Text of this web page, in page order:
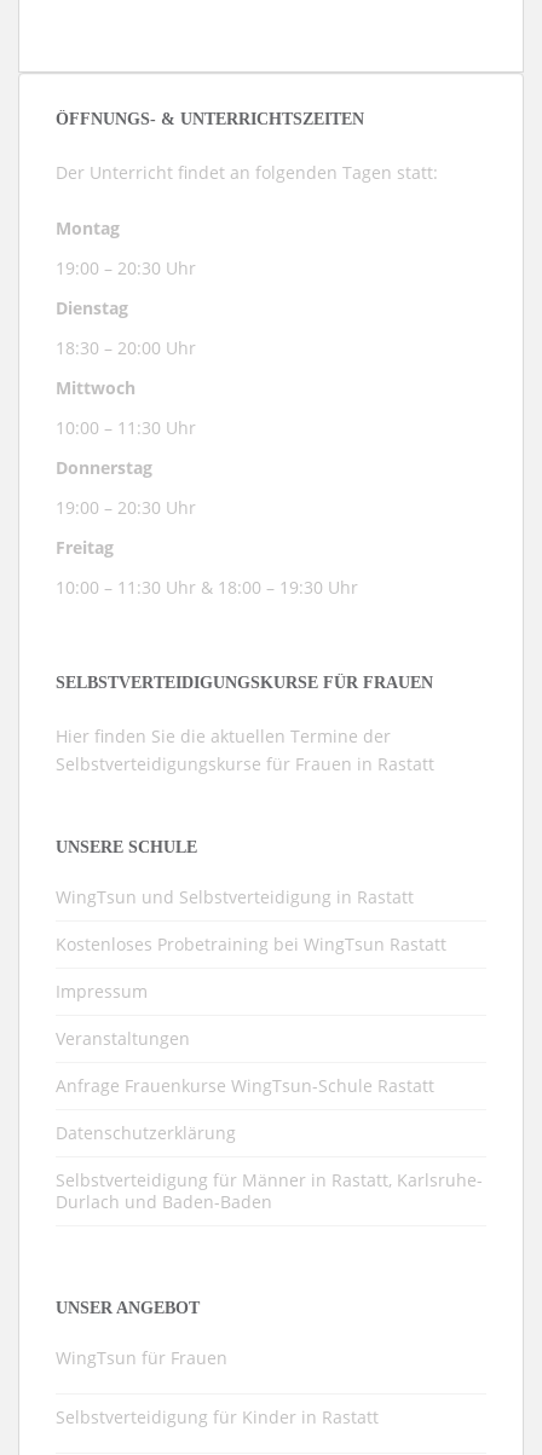
ÖFFNUNGS- & UNTERRICHTSZEITEN
Der Unterricht findet an folgenden Tagen statt:
Montag
19:00 – 20:30 Uhr
Dienstag
18:30 – 20:00 Uhr
Mittwoch
10:00 – 11:30 Uhr
Donnerstag
19:00 – 20:30 Uhr
Freitag
10:00 – 11:30 Uhr & 18:00 – 19:30 Uhr
SELBSTVERTEIDIGUNGSKURSE FÜR FRAUEN
Hier finden Sie die aktuellen Termine der
Selbstverteidigungskurse für Frauen in Rastatt
UNSERE SCHULE
WingTsun und Selbstverteidigung in Rastatt
Kostenloses Probetraining bei WingTsun Rastatt
Impressum
Veranstaltungen
Anfrage Frauenkurse WingTsun-Schule Rastatt
Datenschutzerklärung
Selbstverteidigung für Männer in Rastatt, Karlsruhe-
Durlach und Baden-Baden
UNSER ANGEBOT
WingTsun für Frauen
Selbstverteidigung für Kinder in Rastatt